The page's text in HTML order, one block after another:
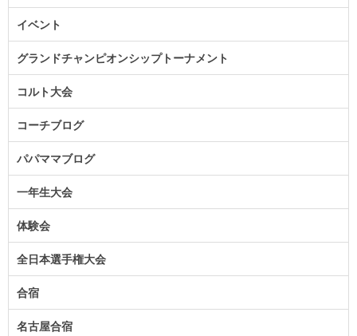
イベント
グランドチャンピオンシップトーナメント
コルト大会
コーチブログ
パパママブログ
一年生大会
体験会
全日本選手権大会
合宿
名古屋合宿